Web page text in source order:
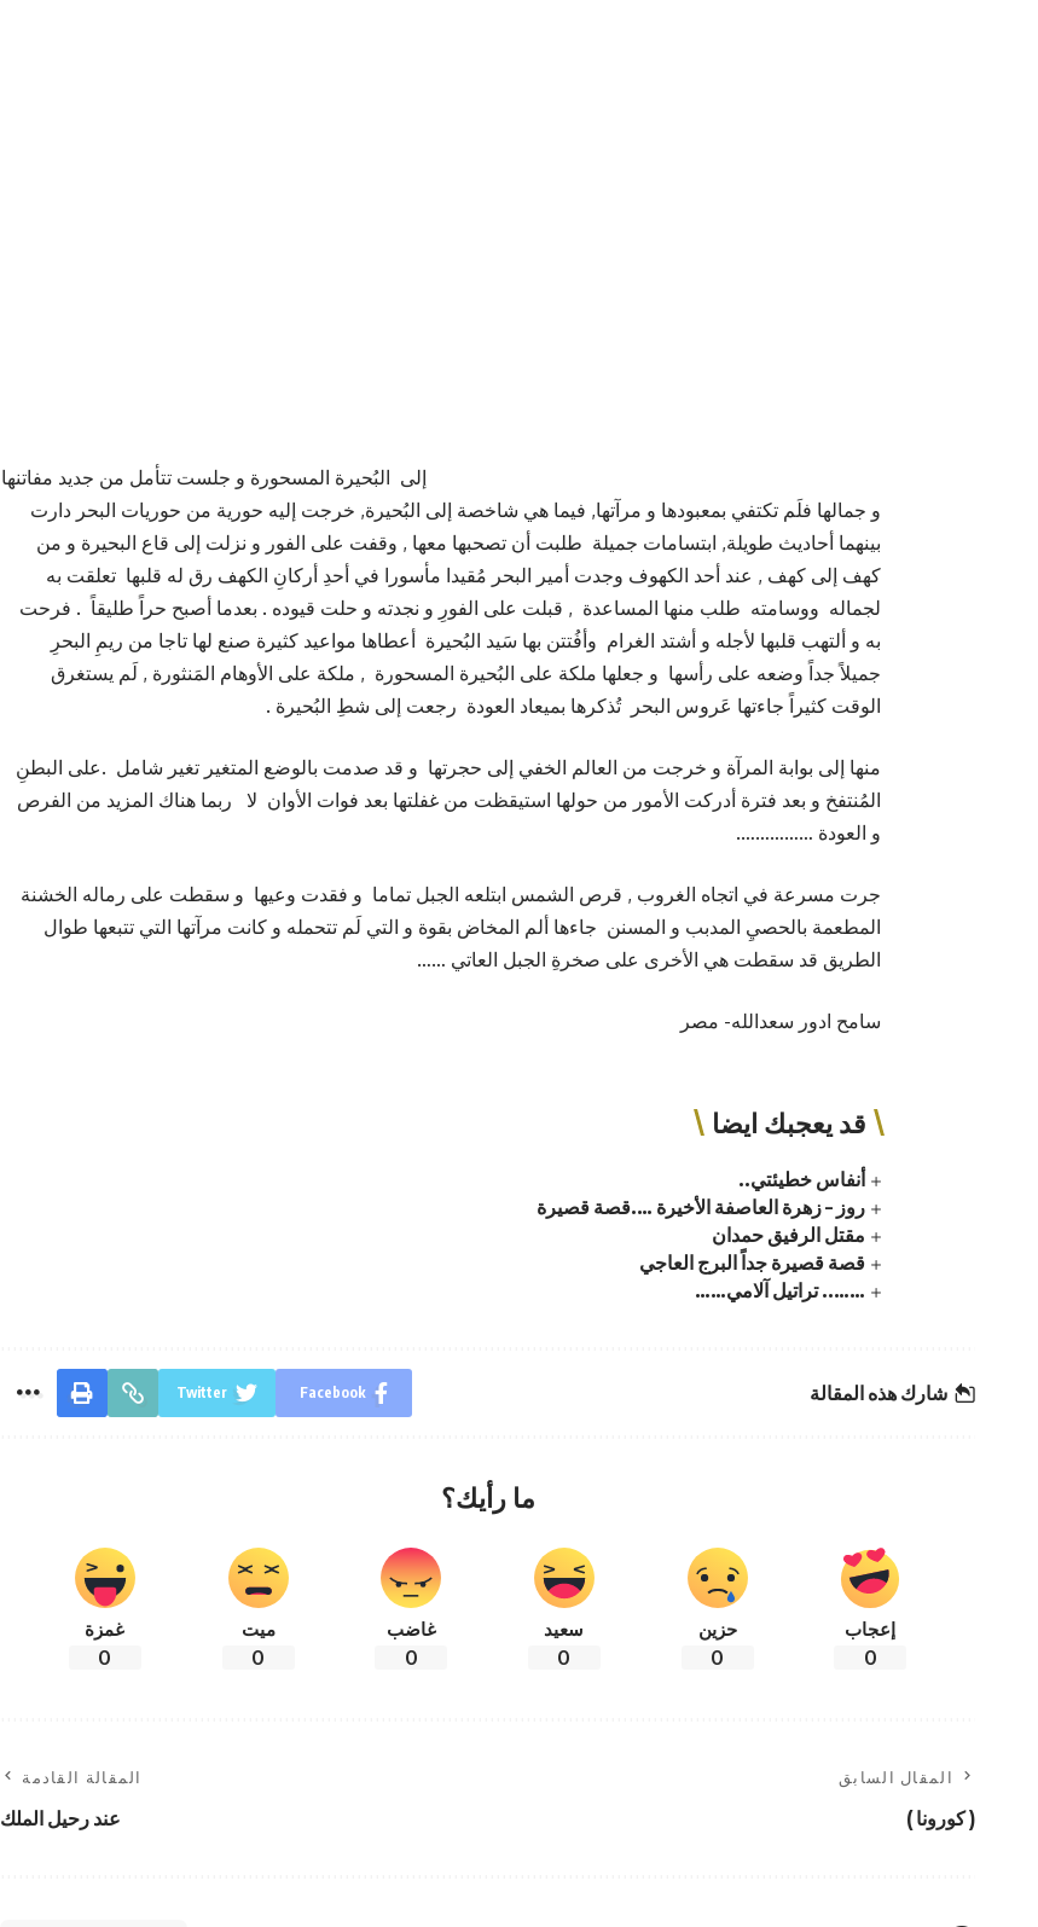
إلى البُحيرة المسحورة و جلست تتأمل من جديد مفاتنها
و جمالها فلَم تكتفي بمعبودها و مرآتها, فيما هي شاخصة إلى البُحيرة, خرجت إليه حورية من حوريات البحر دارت
بينهما أحاديث طويلة, ابتسامات جميلة طلبت أن تصحبها معها , وقفت على الفور و نزلت إلى قاع البحيرة و من
كهف إلى كهف , عند أحد الكهوف وجدت أمير البحر مُقيدا مأسورا في أحدِ أركانِ الكهف رق له قلبها تعلقت به
لجماله ووسامته طلب منها المساعدة , قبلت على الفورِ و نجدته و حلت قيوده . بعدما أصبح حراً طليقاً . فرحت
به و ألتهب قلبها لأجله و أشتد الغرام وأفُتتن بها سَيد البُحيرة أعطاها مواعيد كثيرة صنع لها تاجا من ريمِ البحرِ
جميلاً جداً وضعه على رأسها و جعلها ملكة على البُحيرة المسحورة , ملكة على الأوهام المَنثورة , لَم يستغرق
الوقت كثيراً جاءتها عَروس البحر تُذكرها بميعاد العودة رجعت إلى شطِ البُحيرة .
منها إلى بوابة المرآة و خرجت من العالم الخفي إلى حجرتها و قد صدمت بالوضع المتغير تغير شامل .على البطنِ
المُنتفخ و بعد فترة أدركت الأمور من حولها استيقظت من غفلتها بعد فوات الأوان لا ربما هناك المزيد من الفرص
و العودة …………….
جرت مسرعة في اتجاه الغروب , قرص الشمس ابتلعه الجبل تماما و فقدت وعيها و سقطت على رماله الخشنة
المطعمة بالحصيِ المدبب و المسنن جاءها ألم المخاض بقوة و التي لَم تتحمله و كانت مرآتها التي تتبعها طوال
الطريق قد سقطت هي الأخرى على صخرةِ الجبل العاتي ……
سامح ادور سعدالله- مصر
قد يعجبك ايضا
أنفاس خطيئتي..
روز – زهرة العاصفة الأخيرة ….قصة قصيرة
مقتل الرفيق حمدان
قصة قصيرة جداً البرج العاجي
…….. تراتيل آلامي……
شارك هذه المقالة Facebook
Twitter
ما رأيك؟
إعجاب
0
حزين
0
سعيد
0
غاضب
0
ميت
0
غمزة
0
المقال السابق
‏( ﻛﻮﺭﻭﻧﺎ ‏)
المقالة القادمة
عند رحيل الملك